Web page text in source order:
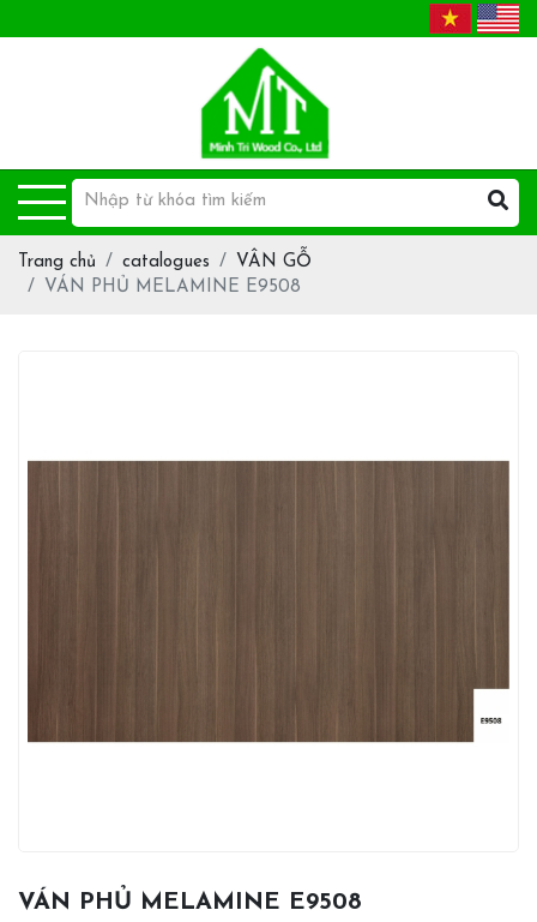
Trang chủ catalogues
VÂN GỖ
VÁN PHỦ MELAMINE E9508
VÁN PHỦ MELAMINE E9508